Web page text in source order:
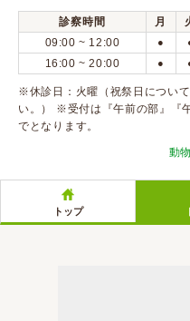
Calooペットとは？
口コミ投稿
診察時間 月
09:00 ~ 12:00
●
16:00 ~ 20:00 ●
※休診日：火曜（祝祭日につい
い。） ※受付は『午前の部』『
でとなります。
動
トップ